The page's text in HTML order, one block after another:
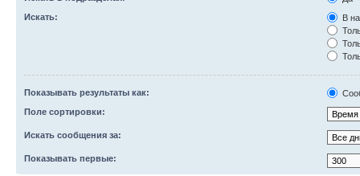
Искать:
В
Показывать результаты как:
Поле сортировки:
Искать сообщения за:
Показывать первые: